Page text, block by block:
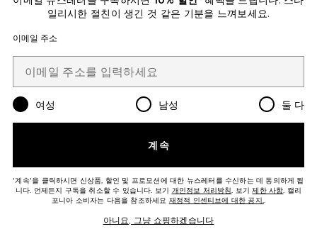
일리시한 절친이 생긴 것 같은 기분을 느껴보세요.
이메일 주소
여성 남성 둘 다
계속
'계속'을 클릭하시면 신상품, 할인 및 프로모션에 대한 뉴스레터를 수신하는 데 동의하게 됩
니다. 언제든지 구독을 취소할 수 있습니다. 보기 개인정보 처리방침. 보기제한 사항. 캘리
포니아 소비자는 다음을 참조하세요 재정적 인센티브에 대한 공지..
아니요, 그냥 쇼핑하겠습니다